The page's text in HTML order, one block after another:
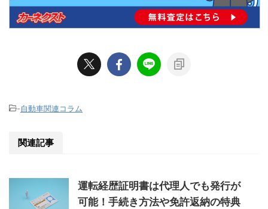
-自動車関連コラム
関連記事
運転経歴証明書は代理人でも発行が
可能！手続き方法や免許返納の特典